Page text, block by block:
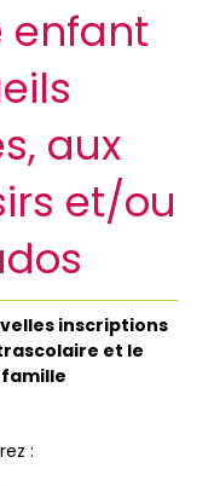
enfant
aux
et/ou
inscriptions
et le
famille
: